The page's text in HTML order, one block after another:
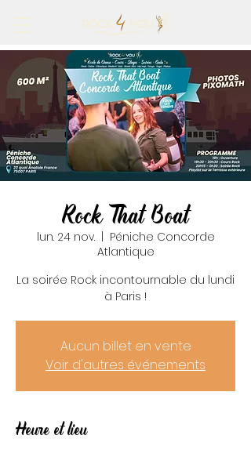
Rock That Boat
lun. 24 nov.
  |
Péniche Concorde
Atlantique
La soirée Rock incontournable du lundi
à Paris !
Aucun billet en vente
Voir d'autres événements
Heure et lieu